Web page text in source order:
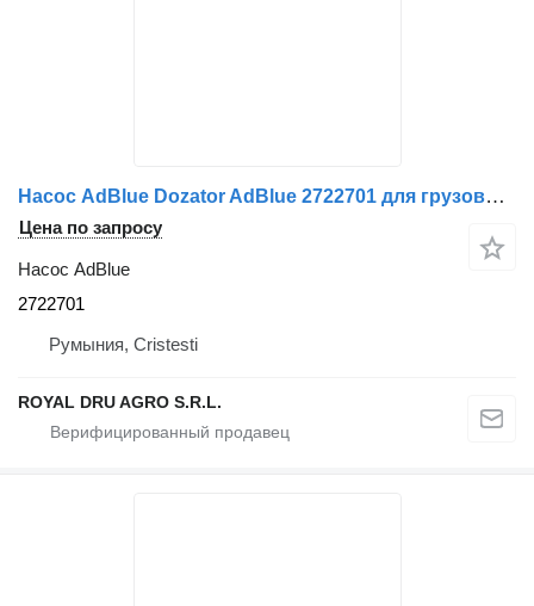
Насос AdBlue Dozator AdBlue 2722701 для грузовика Scania / 16036
Цена по запросу
Насос AdBlue
2722701
Румыния, Cristesti
ROYAL DRU AGRO S.R.L.